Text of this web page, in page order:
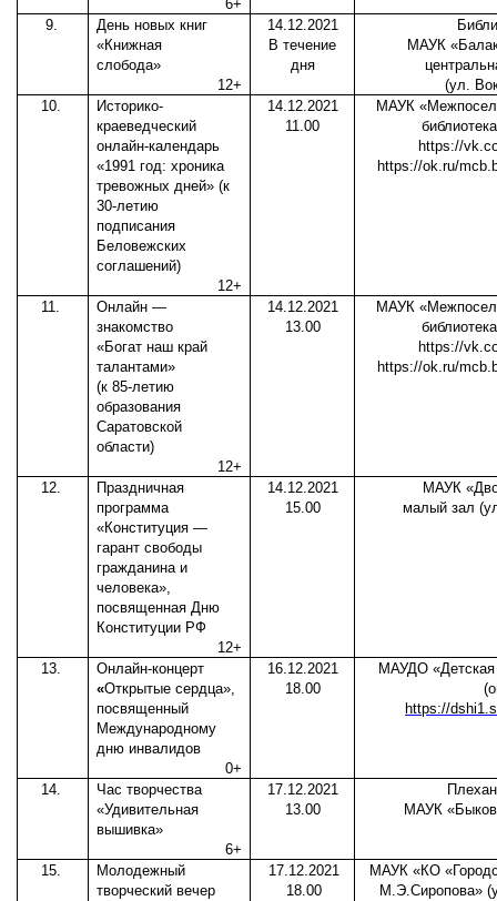
6+
9.
День новых книг
«Книжная
слобода»
12+
14.12.2021
В течение
дня
МАУК
(ул.
10.
Историко-
краеведческий
онлайн-календарь
«1991 год: хроника
тревожных дней» (к
30-летию
подписания
Беловежских
соглашений)
12+
14.12.2021
11.00
МАУК
https://
https://ok.ru/
11.
Онлайн —
знакомство
«Богат наш край
талантами»
(к 85-летию
образования
Саратовской
области)
12+
14.12.2021
13.00
МАУК
https://
https://ok.ru/
12.
Праздничная
программа
«Конституция —
гарант свободы
гражданина и
человека»,
посвященная Дню
Конституции РФ
12+
14.12.2021
15.00
МАУК
малый зал
13.
Онлайн-концерт
«Открытые сердца»,
посвященный
Международному
дню инвалидов
0+
16.12.2021
18.00
МАУДО
https://
14.
Час творчества
«Удивительная
вышивка»
6+
17.12.2021
13.00
МАУК
15.
Молодежный
творческий вечер
17.12.2021
18.00
МАУК «КО
М.Э.Сиропова»